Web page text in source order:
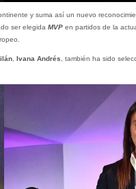
y suma así un nuevo
ser elegida MVPen partidos de la
, Ivana Andrés , también ha sido